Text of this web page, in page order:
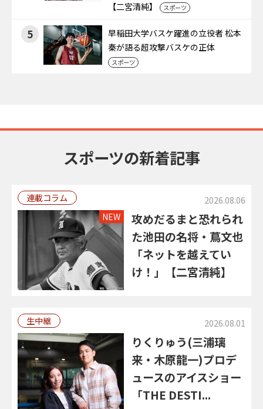
【二宮清純】 スポーツ
5
早稲田大学バスケ躍進の立役者 松本
秦が語る超攻撃バスケの正体
スポーツ
スポーツの新着記事
連載コラム 2026.08.06
NEW
攻めだるまと恐れられ
た池田の名将・蔦文也
「ネットを越えてい
け！」【二宮清純】
生中継 2026.08.01
りくりゅう(三浦璃
来・木原龍一)プロデ
ュースのアイスショー
「THE DESTI...